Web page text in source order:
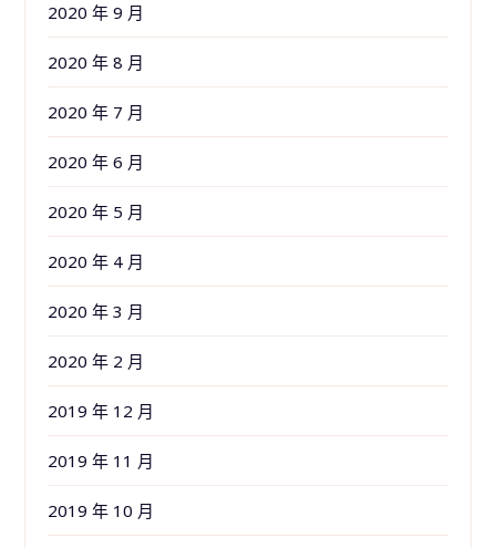
2020 年 9 月
2020 年 8 月
2020 年 7 月
2020 年 6 月
2020 年 5 月
2020 年 4 月
2020 年 3 月
2020 年 2 月
2019 年 12 月
2019 年 11 月
2019 年 10 月